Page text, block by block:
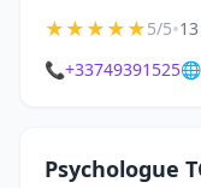
★★★★★5/5•
📞+33749391525🌐
Psychologue